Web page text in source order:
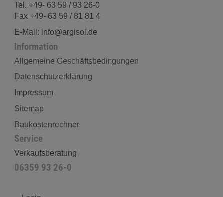
Tel. +49- 63 59 / 93 26-0
Fax +49- 63 59 / 81 81 4
E-Mail: info@argisol.de
Information
Allgemeine Geschäftsbedingungen
Datenschutzerklärung
Impressum
Sitemap
Baukostenrechner
Service
Verkaufsberatung
06359 93 26-0